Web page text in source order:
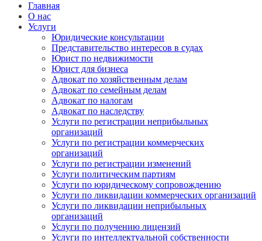
Главная
О нас
Услуги
Юридические консультации
Представительство интересов в судах
Юрист по недвижимости
Юрист для бизнеса
Адвокат по хозяйственным делам
Адвокат по семейным делам
Адвокат по налогам
Адвокат по наследству
Услуги по регистрации неприбыльных
организаций
Услуги по регистрации коммерческих
организаций
Услуги по регистрации изменений
Услуги политическим партиям
Услуги по юридическому сопровождению
Услуги по ликвидации коммерческих организаций
Услуги по ликвидации неприбыльных
организаций
Услуги по получению лицензий
Услуги по интеллектуальной собственности